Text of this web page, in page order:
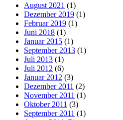
August 2021 (1)
Dezember 2019 (1)
Februar 2019 (1)
Juni 2018 (1)
Januar 2015 (1)
September 2013 (1)
Juli 2013 (1)
Juli 2012 (6)
Januar 2012 (3)
Dezember 2011 (2)
November 2011 (1)
Oktober 2011 (3)
September 2011 (1)